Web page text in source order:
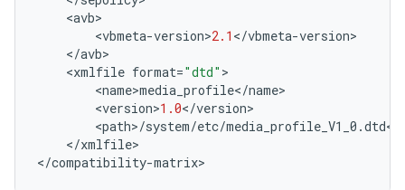
<avb>
<vbmeta-version>2.1 </vbmeta-version>
</avb>
<xmlfile format="dtd" >
<name>media_profile</name>
<version>1.0</version>
<path>/system/etc/media_profile_V1_0 .dtd<
</xmlfile>
</compatibility-matrix>